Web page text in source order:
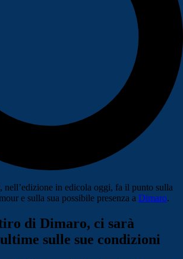
, nell’edizione in edicola oggi, fa il punto sulla
e sulla sua possibile presenza a Dimaro.
di Dimaro, ci sarà
sulle sue condizioni